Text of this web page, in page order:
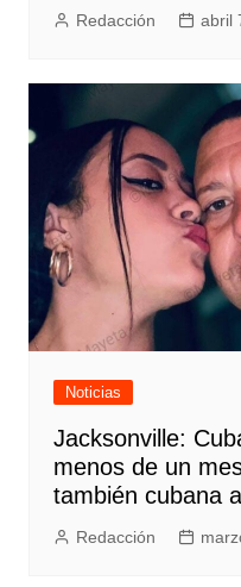
Redacción abril
Noticias
Jacksonville:
menos de un
también cubana
Redacción